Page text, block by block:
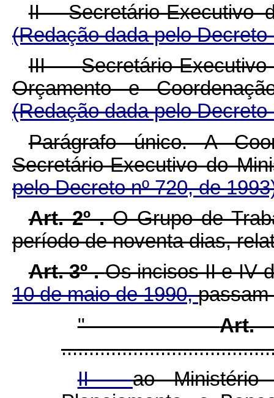
II - Secretário-Executivo
(Redação dada pelo Decreto
III - Secretário-
Orçamento e
(Redação dada pelo Decreto
Parágrafo único. A
Secretário-Executivo do
pelo Decreto nº 720, de
Art. 2º .O Grupo de
período de noventa dias,
Art. 3º .Os incisos II e IV
10 de maio de 1990,passam
"
II -ao